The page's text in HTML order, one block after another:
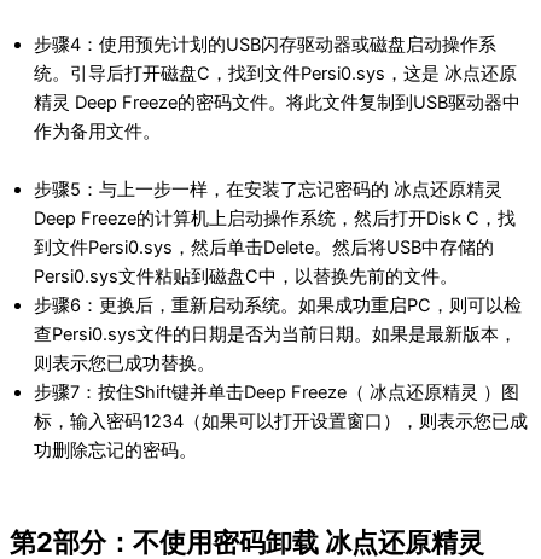
步骤4：使用预先计划的USB闪存驱动器或磁盘启动操作系
统。引导后打开磁盘C，找到文件Persi0.sys，这是 冰点还原
精灵 Deep Freeze的密码文件。将此文件复制到USB驱动器中
作为备用文件。
步骤5：与上一步一样，在安装了忘记密码的 冰点还原精灵
Deep Freeze的计算机上启动操作系统，然后打开Disk C，找
到文件Persi0.sys，然后单击Delete。然后将USB中存储的
Persi0.sys文件粘贴到磁盘C中，以替换先前的文件。
步骤6：更换后，重新启动系统。如果成功重启PC，则可以检
查Persi0.sys文件的日期是否为当前日期。如果是最新版本，
则表示您已成功替换。
步骤7：按住Shift键并单击Deep Freeze（ 冰点还原精灵 ）图
标，输入密码1234（如果可以打开设置窗口），则表示您已成
功删除忘记的密码。
第2部分：不使用密码卸载 冰点还原精灵